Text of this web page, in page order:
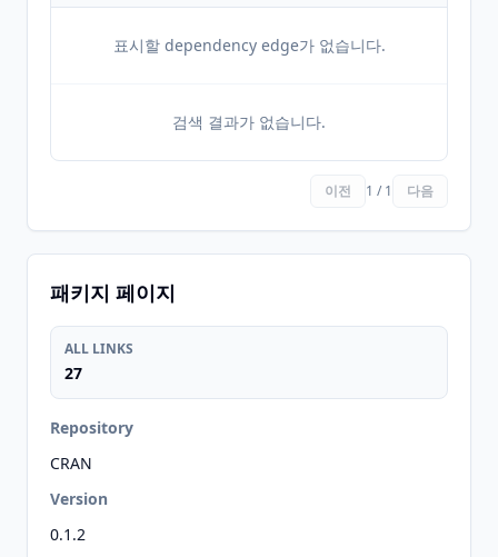
표시할 dependency edge가 없습니다.
검색 결과가 없습니다.
이전 1 / 1 다음
패키지 페이지
ALL LINKS
27
Repository
CRAN
Version
0.1.2